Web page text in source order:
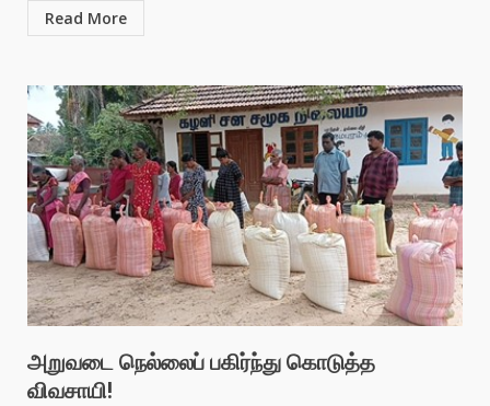
Read More
அறுவடை நெல்லைப் பகிர்ந்து கொடுத்த
விவசாயி!